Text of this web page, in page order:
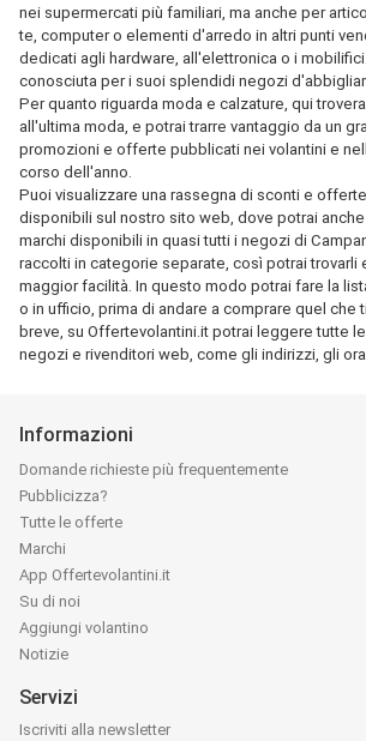
nei supermercati più familiari, ma anche per
te, computer o elementi d'arredo in altri punti
dedicati agli hardware, all'elettronica o i
conosciuta per i suoi splendidi negozi
Per quanto riguarda moda e calzature, qui
all'ultima moda, e potrai trarre vantaggio da un
promozioni e offerte pubblicati nei volantini e
corso dell'anno.
Puoi visualizzare una rassegna di sconti e
disponibili sul nostro sito web, dove potrai
marchi disponibili in quasi tutti i negozi di
raccolti in categorie separate, così potrai trovarli
maggior facilità. In questo modo potrai fare la
o in ufficio, prima di andare a comprare quel che
breve, su Offertevolantini.it potrai leggere tutte
negozi e rivenditori web, come gli indirizzi, gli
Informazioni
Domande richieste più frequentemente
Pubblicizza?
Tutte le offerte
Marchi
App Offertevolantini.it
Su di noi
Aggiungi volantino
Notizie
Servizi
Iscriviti alla newsletter